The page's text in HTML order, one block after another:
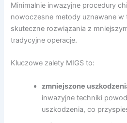
Minimalnie inwazyjne procedury
nowoczesne metody uznawane w
skuteczne rozwiązania z
tradycyjne operacje.
Kluczowe zalety MIGS to:
zmniejszone
inwazyjne techniki
uszkodzenia, co